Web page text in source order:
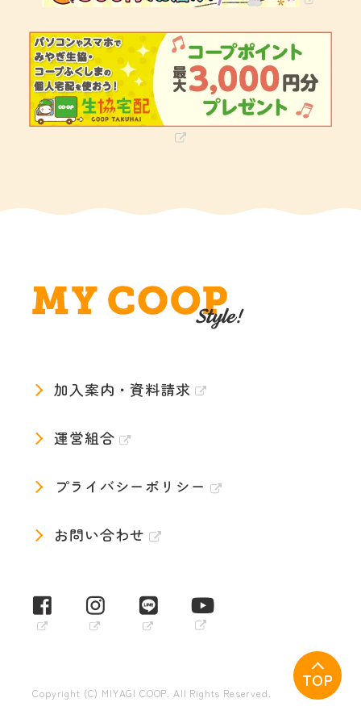
TOP
加入案内・資料請求
運営組合
プライバシーポリシー
お問い合わせ
Copyright (C) MIYAGI COOP. All Rights Reserved.